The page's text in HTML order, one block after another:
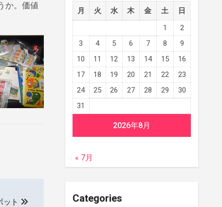
か。価値
ット
2026年8月
月 火 水 木 金 土
日
1
2
3
4 5 6 7 8
9
10
11 12 13 14 15
16
17
18 19 20 21 22
23
24
25 26 27 28 29
30
31
« 7月
Categories